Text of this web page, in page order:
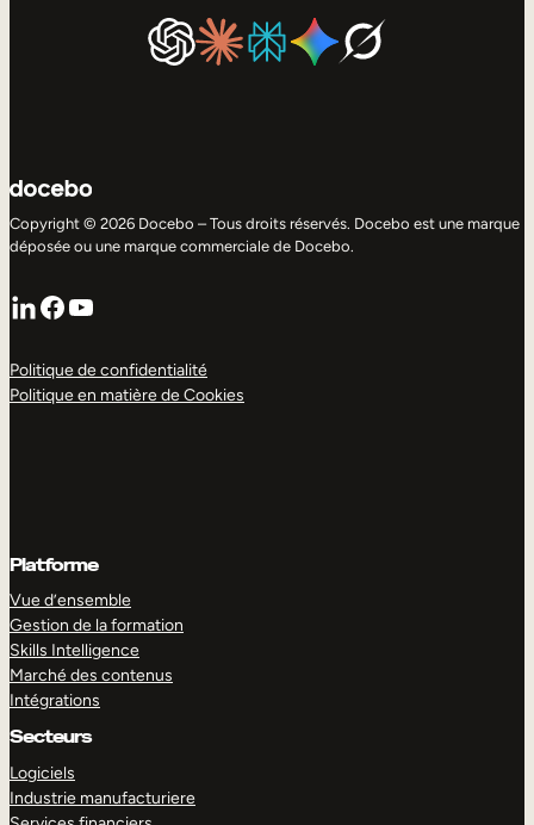
Copyright © 2026 Docebo – Tous droits réservés. Docebo est une marque
déposée ou une marque commerciale de Docebo.
LinkedIn
Facebook
YouTube
Politique de confidentialité
Politique en matière de Cookies
Platforme
Vue d’ensemble
Gestion de la formation
Skills Intelligence
Marché des contenus
Intégrations
Secteurs
Logiciels
Industrie manufacturiere